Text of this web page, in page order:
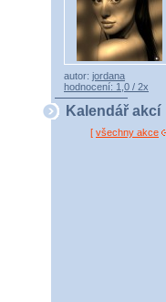
autor: jordana
hodnocení: 1,0 / 2x
Kalendář akcí
[ všechny akce